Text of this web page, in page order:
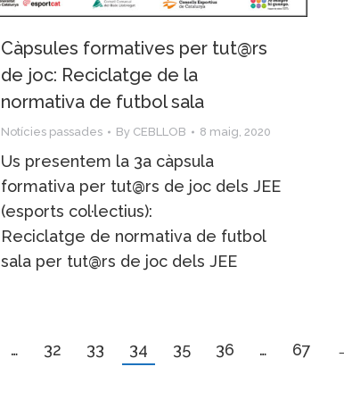
Càpsules formatives per tut@rs
de joc: Reciclatge de la
normativa de futbol sala
Notícies passades By CEBLLOB 8 maig, 2020
Us presentem la 3a càpsula
formativa per tut@rs de joc dels JEE
(esports col·lectius):
Reciclatge de normativa de futbol
sala per tut@rs de joc dels JEE
… 32 33 34 35 36 … 67